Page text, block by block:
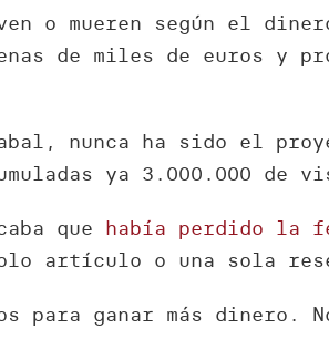
o mueren según el
de miles de euros y
nunca ha sido el
ya 3.000.000 de
que había perdido la
artículo o una sola
para ganar más